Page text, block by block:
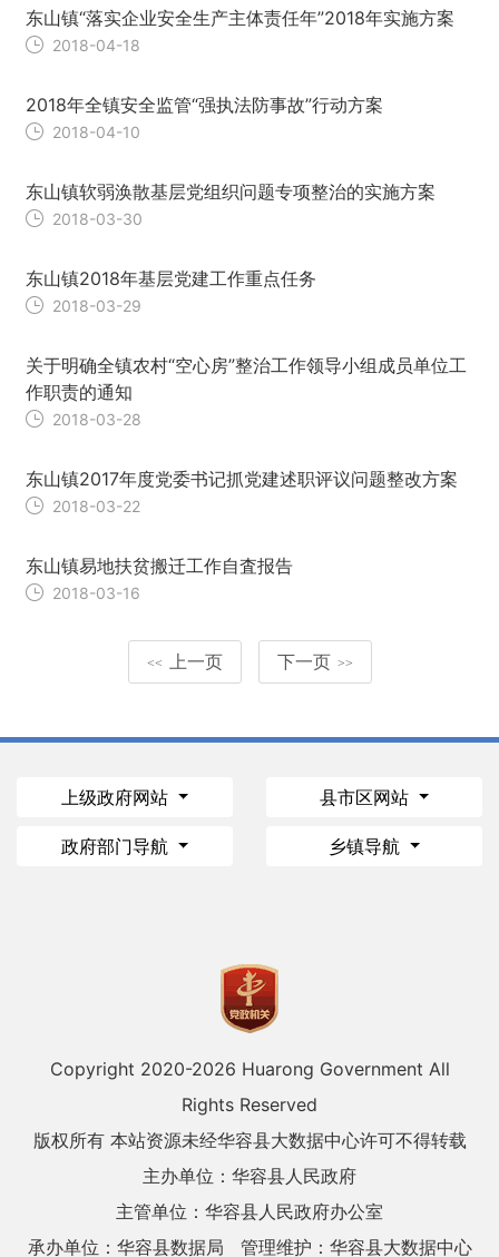
东山镇“落实企业安全生产主体责任年”2018年实施方案
2018-04-18
2018年全镇安全监管“强执法防事故”行动方案
2018-04-10
东山镇软弱涣散基层党组织问题专项整治的实施方案
2018-03-30
东山镇2018年基层党建工作重点任务
2018-03-29
关于明确全镇农村“空心房”整治工作领导小组成员单位工
作职责的通知
2018-03-28
东山镇2017年度党委书记抓党建述职评议问题整改方案
2018-03-22
东山镇易地扶贫搬迁工作自査报告
2018-03-16
<< 上一页 下一页 >>
上级政府网站 县市区网站
政府部门导航 乡镇导航
Copyright 2020-2026 Huarong Government All
Rights Reserved
版权所有 本站资源未经华容县大数据中心许可不得转载
主办单位：华容县人民政府
主管单位：华容县人民政府办公室
承办单位：华容县数据局
管理维护：华容县大数据中心